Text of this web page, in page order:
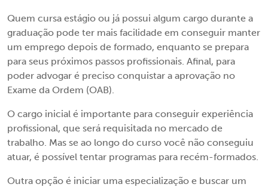
Quem cursa estágio ou já possui algum cargo durante a
graduação pode ter mais facilidade em conseguir manter
um emprego depois de formado, enquanto se prepara
para seus próximos passos profissionais. Afinal, para
poder advogar é preciso conquistar a aprovação no
Exame da Ordem (OAB).
O cargo inicial é importante para conseguir experiência
profissional, que será requisitada no mercado de
trabalho. Mas se ao longo do curso você não conseguiu
atuar, é possível tentar programas para recém-formados.
Outra opção é iniciar uma especialização e buscar um